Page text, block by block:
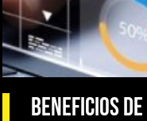
Beneficios